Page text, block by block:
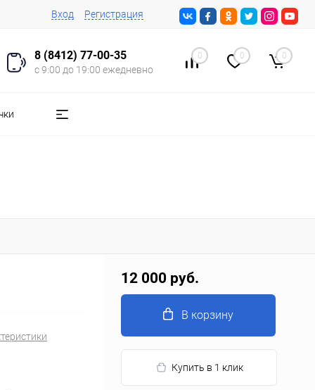
Вход Регистрация
8 (8412) 77-00-35
с 9:00 до 19:00 ежедневно
0 0 0
12 000 руб.
В корзину
Купить в 1 клик